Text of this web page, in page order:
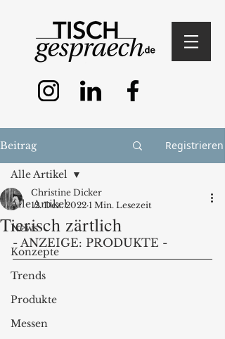
Beitrag Registrieren
Alle Artikel
News
Konzepte
Trends
Produkte
Messen
Alle Artikel
Tierisch zärtlich
Christine Dicker
12. Dez. 2022 1 Min. Lesezeit
- ANZEIGE: PRODUKTE -